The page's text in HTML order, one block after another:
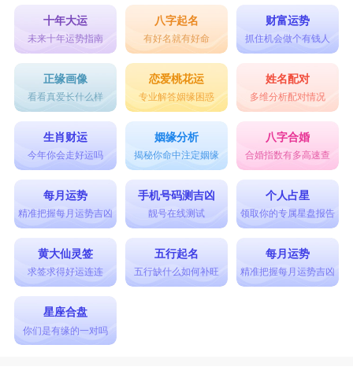
十年大运
未来十年运势指南
八字起名
有好名就有好命
财富运势
抓住机会做个有钱人
正缘画像
看看真爱长什么样
恋爱桃花运
专业解答姻缘困惑
姓名配对
多维分析配对情况
生肖财运
今年你会走好运吗
姻缘分析
揭秘你命中注定姻缘
八字合婚
合婚指数有多高速查
每月运势
精准把握每月运势吉凶
手机号码测吉凶
靓号在线测试
个人占星
领取你的专属星盘报告
黄大仙灵签
求签求得好运连连
五行起名
五行缺什么如何补旺
每月运势
精准把握每月运势吉凶
星座合盘
你们是有缘的一对吗